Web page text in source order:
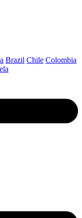
Brazil Chile Colombia